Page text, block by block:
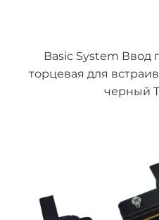
Basic System Ввод
торцевая для
черный